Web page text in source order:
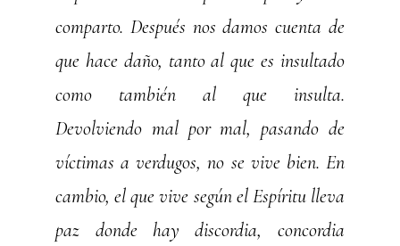
comparto. Después nos damos cuenta de
que hace daño, tanto al que es insultado
como también al que insulta.
Devolviendo mal por mal, pasando de
víctimas a verdugos, no se vive bien. En
cambio, el que vive según el Espíritu lleva
paz donde hay discordia, concordia